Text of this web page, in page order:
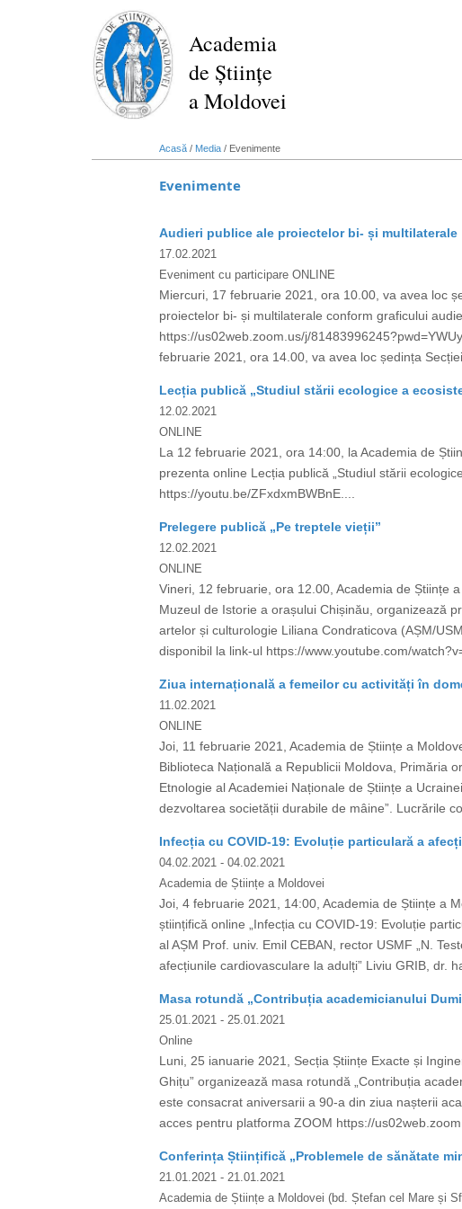
Academia
de Științe
a Moldovei
Acasă / Media / Evenimente
Evenimente
Audieri publice ale proiectelor bi- și multilaterale
17.02.2021
Eveniment cu participare ONLINE
Miercuri, 17 februarie 2021, ora 10.00, va avea loc
proiectelor bi- și multilaterale conform graficului
https://us02web.zoom.us/j/
februarie 2021, ora 14.00, va avea loc ședința
Lecția publică „Studiul stării ecologice a
12.02.2021
ONLINE
La 12 februarie 2021, ora 14:00, la Academia de
prezenta online Lecția publică „Studiul stării
https://youtu.be/ZFxdxmBWBnE....
Prelegere publică „Pe treptele vieții”
12.02.2021
ONLINE
Vineri, 12 februarie, ora 12.00, Academia de Științe
Muzeul de Istorie a orașului Chișinău, organizează
artelor și culturologie Liliana Condraticova (AȘM/
disponibil la link-ul https://www.youtube.com/
Ziua internațională a femeilor cu activități în
11.02.2021
ONLINE
Joi, 11 februarie 2021, Academia de Științe a
Biblioteca Națională a Republicii Moldova, Primăria
Etnologie al Academiei Naționale de Științe a
dezvoltarea societății durabile de mâine”. Lucrările
Infecția cu COVID-19: Evoluție particulară a
04.02.2021 - 04.02.2021
Academia de Științe a Moldovei
Joi, 4 februarie 2021, 14:00, Academia de Științe a
științifică online „Infecția cu COVID-19: Evoluție
al AȘM Prof. univ. Emil CEBAN, rector USMF „N.
afecțiunile cardiovasculare la adulți” Liviu GRIB, dr.
Masa rotundă „Contribuția academicianului
25.01.2021 - 25.01.2021
Online
Luni, 25 ianuarie 2021, Secția Științe Exacte și
Ghițu” organizează masa rotundă „Contribuția
este consacrat aniversarii a 90-a din ziua nașterii
acces pentru platforma ZOOM https://
Conferința Științifică „Problemele de sănătate
21.01.2021 - 21.01.2021
Academia de Științe a Moldovei (bd. Ștefan cel Mare și